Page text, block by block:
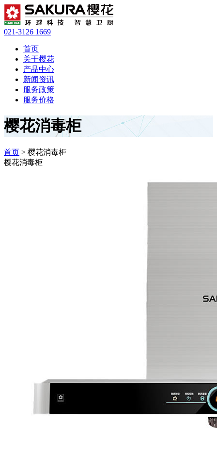
021-3126 1669
首页
关于樱花
产品中心
新闻资讯
服务政策
服务价格
樱花消毒柜
首页 > 樱花消毒柜
樱花消毒柜